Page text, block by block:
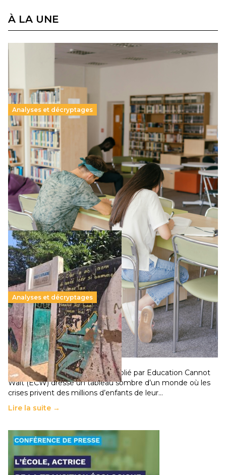
À LA UNE
Analyses et décryptages
Supérieur privé : une dérive qui met à mal la
promesse républicaine
11 juillet 2026-
Le projet de loi sur la régulation de l’enseignement
supérieur privé met en lumière l’amplification d’un système
qui relègue l’acte pédagogique au superfétatoire, voire à…
Lire la suite →
Analyses et décryptages
258 millions d’enfants victimes de la guerre, des
chocs climatiques et des déplacements de
population
11 juillet 2026- National
Un nouveau rapport mondial publié par Education Cannot
Wait (ECW) dresse un tableau sombre d’un monde où les
crises privent des millions d’enfants de leur…
Lire la suite →